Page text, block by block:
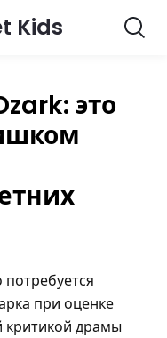
Kids
это
при оценке
критикой драмы